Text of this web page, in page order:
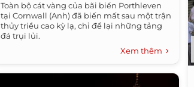
Toàn bộ cát vàng của bãi biển Porthleven
tại Cornwall (Anh) đã biến mất sau một trận
thủy triều cao kỳ lạ, chỉ để lại những tảng
đá trụi lủi.
Xem thêm